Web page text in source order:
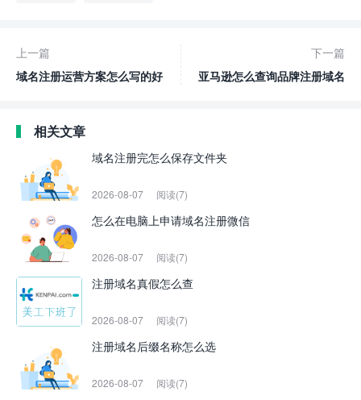
上一篇
域名注册运营方案怎么写的好
下一篇
亚马逊怎么查询品牌注册域名
相关文章
域名注册完怎么保存文件夹
2026-08-07 阅读(7)
怎么在电脑上申请域名注册微信
2026-08-07 阅读(7)
注册域名真假怎么查
2026-08-07 阅读(7)
注册域名后缀名称怎么选
2026-08-07 阅读(7)